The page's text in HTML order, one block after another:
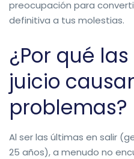
preocupación para
definitiva a tus molestias.
¿Por qué
juicio
problemas?
Al ser las últimas en salir
25 años), a menudo no